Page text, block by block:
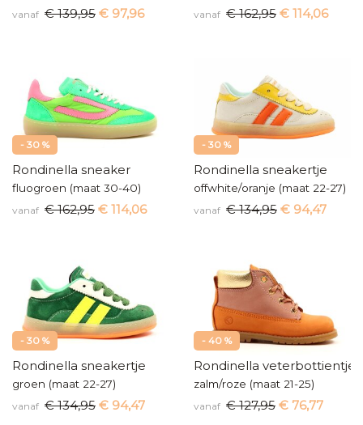
vanaf € 139,95 € 97,96 vanaf € 162,95 € 114,06
- 30 %
Rondinella sneaker
fluogroen (maat 30-40)
vanaf € 162,95 € 114,06
- 30 %
Rondinella sneakertje
offwhite/oranje (maat 22-27)
vanaf € 134,95 € 94,47
- 30 %
Rondinella sneakertje
groen (maat 22-27)
vanaf € 134,95 € 94,47
- 40 %
Rondinella veterbottientje
zalm/roze (maat 21-25)
vanaf € 127,95 € 76,77